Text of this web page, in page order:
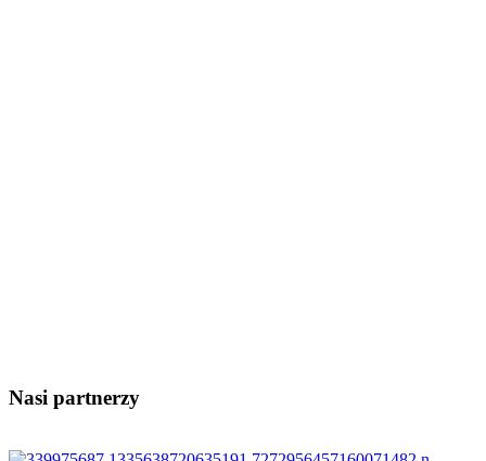
Nasi partnerzy